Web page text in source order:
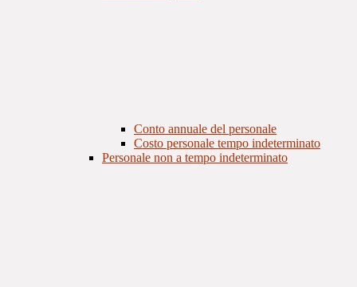
Conto annuale del personale
Costo personale tempo indeterminato
Personale non a tempo indeterminato